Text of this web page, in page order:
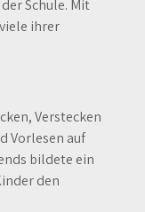
Schule. Mit
ihrer
Verstecken
Vorlesen auf
bildete ein
den